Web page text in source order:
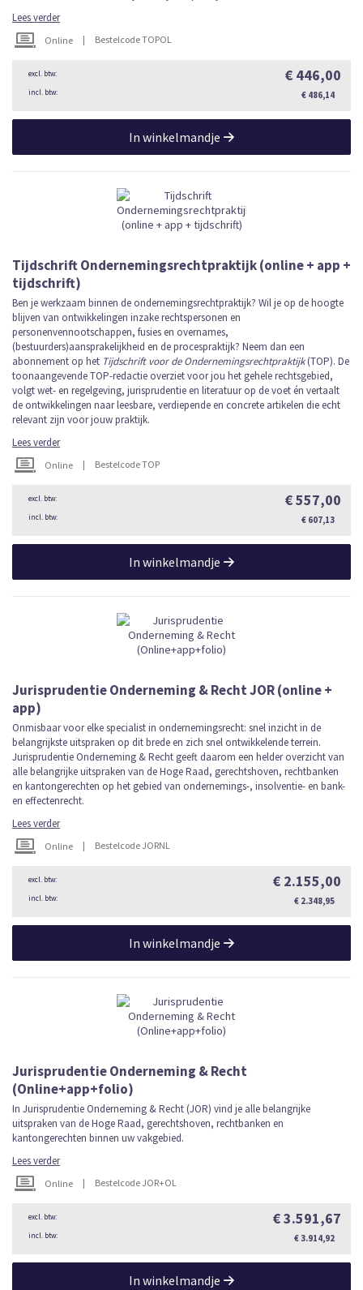
Lees verder
Online | Bestelcode TOPOL
€ 446,00
€ 486,14
In winkelmandje
Tijdschrift Ondernemingsrechtpraktijk (online + app +
tijdschrift)
Ben je werkzaam binnen de ondernemingsrechtpraktijk? Wil je op de hoogte
blijven van ontwikkelingen inzake rechtspersonen en
personenvennootschappen, fusies en overnames,
(bestuurders)aansprakelijkheid en de procespraktijk? Neem dan een
abonnement op het Tijdschrift voor de Ondernemingsrechtpraktijk(TOP). De
toonaangevende TOP-redactie overziet voor jou het gehele rechtsgebied,
volgt wet- en regelgeving, jurisprudentie en literatuur op de voet én vertaalt
de ontwikkelingen naar leesbare, verdiepende en concrete artikelen die echt
relevant zijn voor jouw praktijk.
Lees verder
Online | Bestelcode TOP
€ 557,00
€ 607,13
In winkelmandje
Jurisprudentie Onderneming & Recht JOR (online +
app)
Onmisbaar voor elke specialist in ondernemingsrecht: snel inzicht in de
belangrijkste uitspraken op dit brede en zich snel ontwikkelende terrein.
Jurisprudentie Onderneming & Recht geeft daarom een helder overzicht van
alle belangrijke uitspraken van de Hoge Raad, gerechtshoven, rechtbanken
en kantongerechten op het gebied van ondernemings-, insolventie- en bank-
en effectenrecht.
Lees verder
Online | Bestelcode JORNL
€ 2.155,00
€ 2.348,95
In winkelmandje
Jurisprudentie Onderneming & Recht
(Online+app+folio)
In Jurisprudentie Onderneming & Recht (JOR) vind je alle belangrijke
uitspraken van de Hoge Raad, gerechtshoven, rechtbanken en
kantongerechten binnen uw vakgebied.
Lees verder
Online | Bestelcode JOR+OL
€ 3.591,67
€ 3.914,92
In winkelmandje